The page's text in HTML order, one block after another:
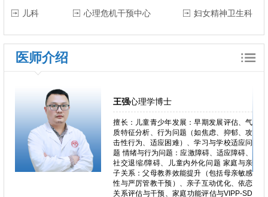
儿科 心理危机干预中心 妇女精神卫生科
医师介绍
阴
王强心理学博士
擅长：儿童青少年发展：早期发展评估、气
质特征分析、行为问题（如焦虑、抑郁、攻
击性行为、适应困难）、学习与学校适应问
题 情绪与行为问题：应激障碍、适应障碍、
社交退缩/障碍、儿童内外化问题 家庭与亲
子关系：父母教养效能提升（包括母亲敏感
性与严厉管教干预）、亲子互动优化、依恋
关系评估与干预、家庭功能评估与VIPP-SD